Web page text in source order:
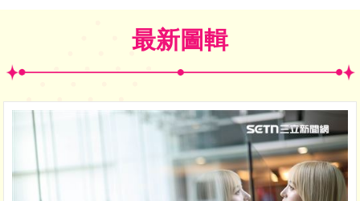
最新圖輯